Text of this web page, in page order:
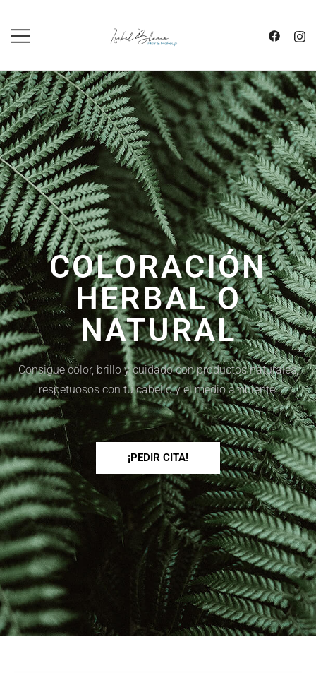
MAQUILLAJE
COLORACIÓN
HERBAL O
NATURAL
Consigue color, brillo y cuidado con productos naturales,
respetuosos con tu cabello y el medio ambiente.
¡PEDIR CITA!